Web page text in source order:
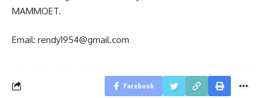
MAMMOET.
Email: rendy1954@gmail.com
Facebook